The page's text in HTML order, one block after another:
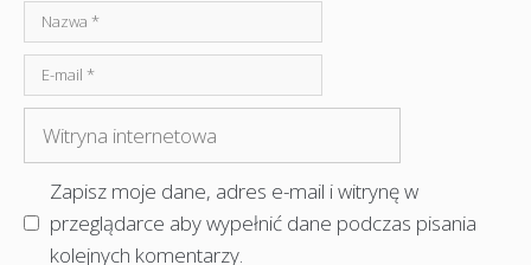
Nazwa
mail
internetowa
Zapisz moje dane, adres e-mail i witrynę w
przeglądarce aby wypełnić dane podczas pisania
kolejnych komentarzy.